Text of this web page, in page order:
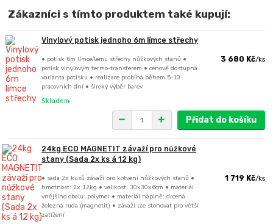
Zákazníci s tímto produktem také kupují:
Vinylový potisk jednoho 6m límce střechy
• potisk 6m límce/lemu střechy nůžkových stanů •
potisk vinylovým termo-transferem • cenově dostupná
varianta potisku • realizace probíhá během 5-10
pracovních dní • široký výběr barev
3 680 Kč/ks
Skladem
Přidat do košíku
24kg ECO MAGNETIT závaží pro nůžkové
stany (Sada 2x ks á 12 kg)
• sada 2x kusů závaží pro kotvení nůžkových stanů •
hmotnost: 2x 12kg • velikost: 30x30x6cm • materiál
vnějšího obalu: polymer • materiál náplně: drcená
železná ruda (magnetit) • závaží lze stohovat pro větší
zatížení
1 719 Kč/ks